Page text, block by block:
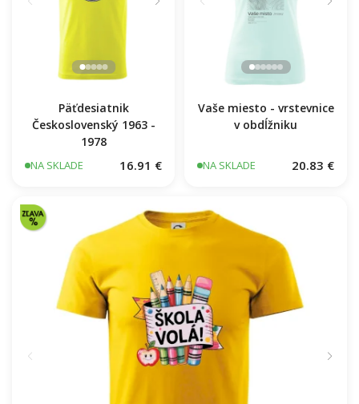
Päťdesiatnik
Československý 1963 -
1978
NA SKLADE 16.91 €
Vaše miesto - vrstevnice
v obdĺžniku
NA SKLADE 20.83 €